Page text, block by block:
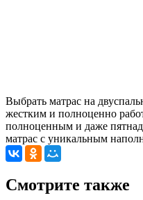
Выбрать матрас на
жестким и полноценно
полноценным и даже
матрас с уникальным
Cмотрите также